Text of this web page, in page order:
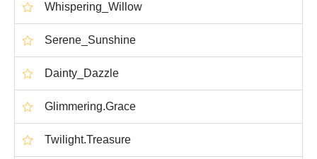
Whispering_Willow
Serene_Sunshine
Dainty_Dazzle
Glimmering.Grace
Twilight.Treasure